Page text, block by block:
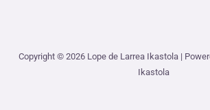
Copyright © 2026 Lope de Larrea Ikastola |
Ikastola